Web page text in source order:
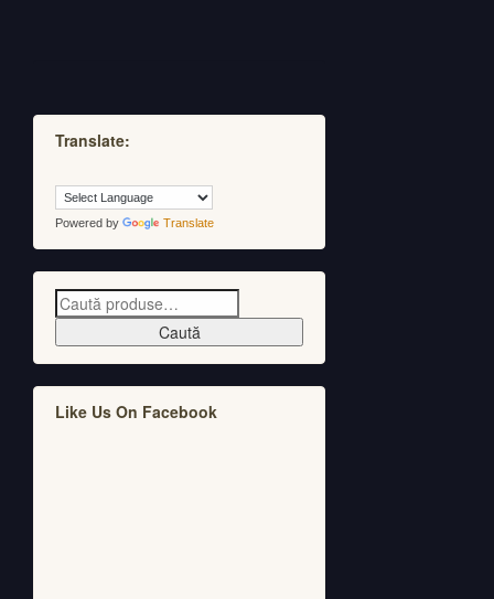
Translate:
Powered by Translate
Caută
Like Us On Facebook